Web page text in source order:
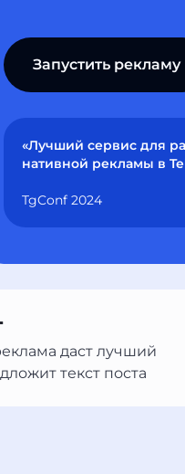
Запустить рекламу
«Лучший сервис для
нативной рекламы в
TgConf 2024
даст лучший
текст поста